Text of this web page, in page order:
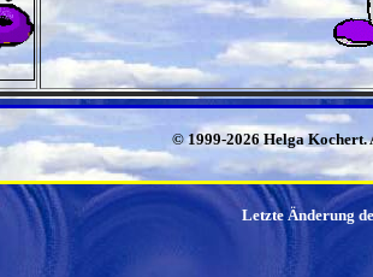
© 1999-2026 Helga Kochert.
Letzte Änderung